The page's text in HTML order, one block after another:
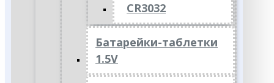
CR3032
Батарейки-таблетки
1.5V